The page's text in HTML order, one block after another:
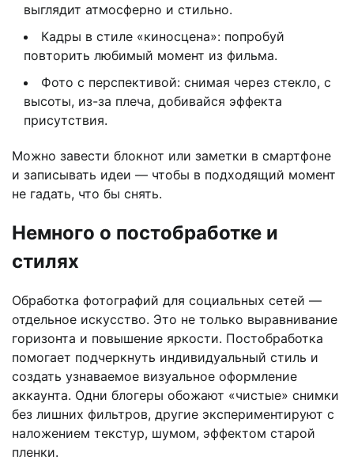
выглядит атмосферно и стильно.
Кадры в стиле «киносцена»: попробуй
повторить любимый момент из фильма.
Фото с перспективой: снимая через стекло, с
высоты, из-за плеча, добивайся эффекта
присутствия.
Можно завести блокнот или заметки в смартфоне
и записывать идеи — чтобы в подходящий момент
не гадать, что бы снять.
Немного о постобработке и
стилях
Обработка фотографий для социальных сетей —
отдельное искусство. Это не только выравнивание
горизонта и повышение яркости. Постобработка
помогает подчеркнуть индивидуальный стиль и
создать узнаваемое визуальное оформление
аккаунта. Одни блогеры обожают «чистые» снимки
без лишних фильтров, другие экспериментируют с
наложением текстур, шумом, эффектом старой
пленки.